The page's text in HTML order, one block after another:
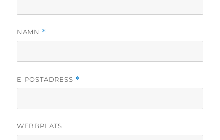
NAMN *
E-POSTADRESS *
WEBBPLATS